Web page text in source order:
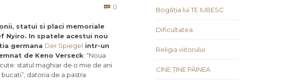
 0
statui si placi memoriale
Nyiro. In spatele acestui nou
germana Der Spiegel intr-un
de Keno Verseck: “Noua
statul maghiar de o mie de ani
datoria de a pastra
Bogăția lui TE IUBESC
Dificultatea
Religia viitorului
CINE ȚINE PÂINEA